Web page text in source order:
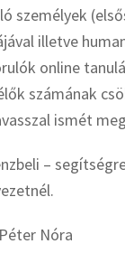
személyek
illetve
online
számának
ismét
–
Nóra